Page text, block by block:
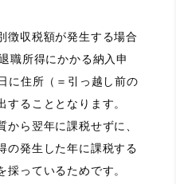
徴収税額が発生する場合
職所得にかかる納入申
に住所（＝引っ越し前の
ることとなります。
ら翌年に課税せずに、
の発生した年に課税する
っているためです。